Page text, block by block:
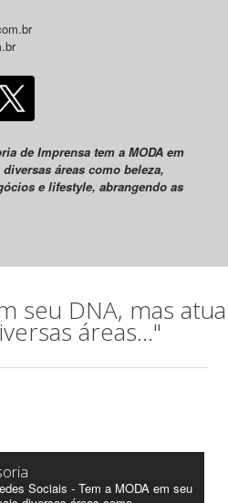
de Imprensa tem a MODA em
áreas como beleza,
e lifestyle, abrangendo as
seu DNA, mas atua
áreas..."
Sociais - Tem a MODA em seu